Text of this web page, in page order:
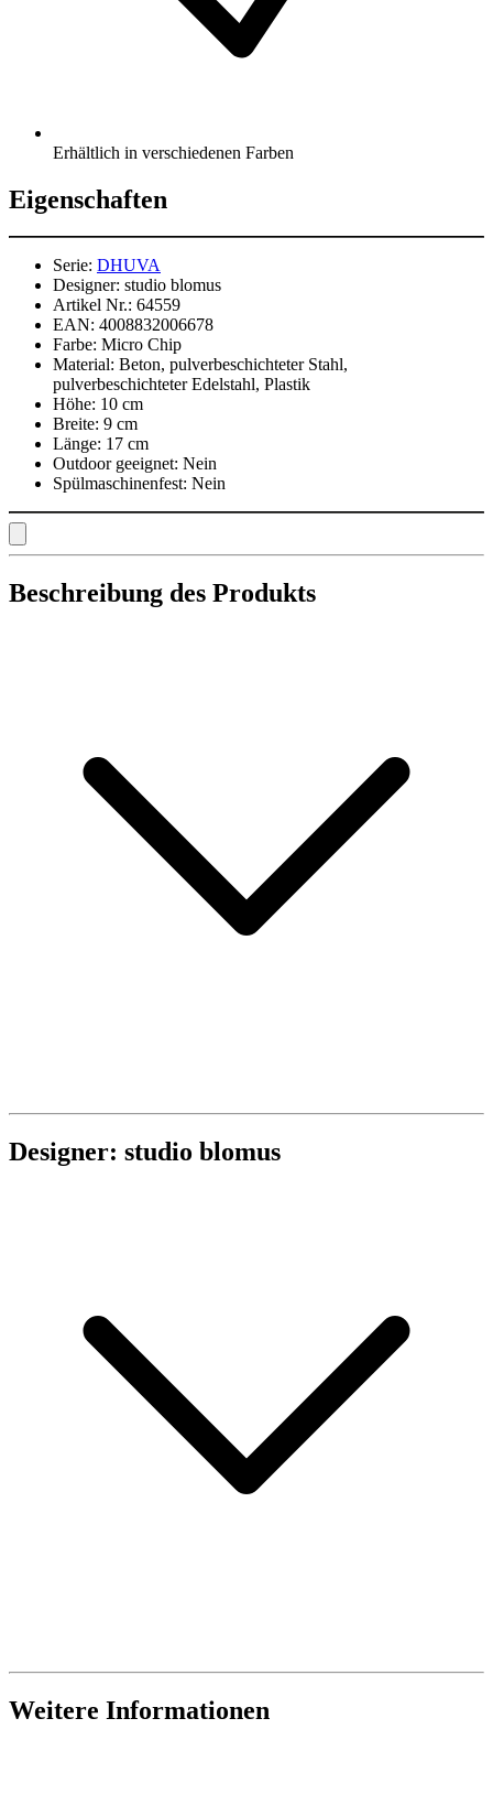
Erhältlich in verschiedenen Farben
Eigenschaften
Serie: DHUVA
Designer: studio blomus
Artikel Nr.: 64559
EAN: 4008832006678
Farbe: Micro Chip
Material: Beton, pulverbeschichteter Stahl,
pulverbeschichteter Edelstahl, Plastik
Höhe: 10 cm
Breite: 9 cm
Länge: 17 cm
Outdoor geeignet: Nein
Spülmaschinenfest: Nein
Beschreibung des Produkts
Designer: studio blomus
Weitere Informationen